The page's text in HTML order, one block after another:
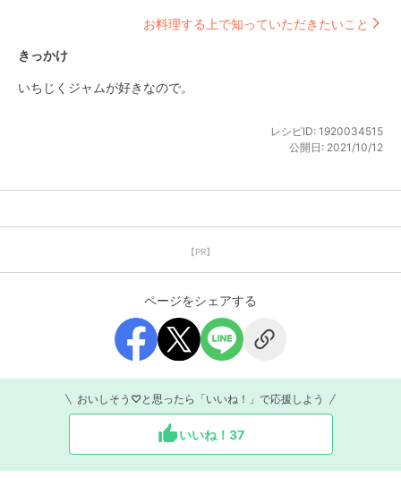
お料理する上で知っていただきたいこと
きっかけ
いちじくジャムが好きなので。
レシピID: 1920034515
公開日: 2021/10/12
【PR】
ページをシェアする
おいしそう♡と思ったら「いいね！」で応援しよう
いいね！ 37